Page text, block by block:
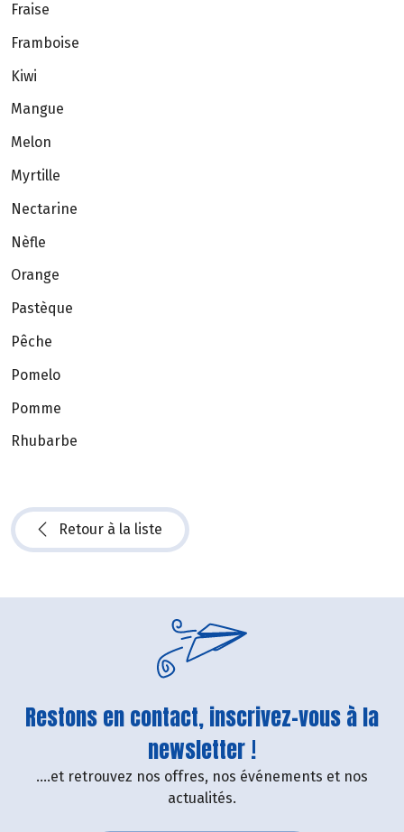
Fraise
Framboise
Kiwi
Mangue
Melon
Myrtille
Nectarine
Nèfle
Orange
Pastèque
Pêche
Pomelo
Pomme
Rhubarbe
Retour à la liste
Restons en contact, inscrivez-vous à la
newsletter !
....et retrouvez nos offres, nos événements et nos
actualités.